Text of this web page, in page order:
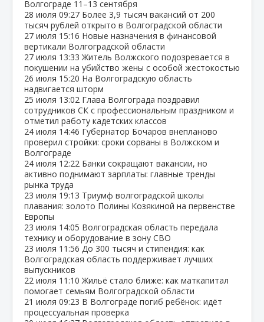
Волгограде 11–13 сентября
28 июля 09:27 Более 3,9 тысяч вакансий от 200
тысяч рублей открыто в Волгоградской области
27 июля 15:16 Новые назначения в финансовой
вертикали Волгоградской области
27 июля 13:33 Житель Волжского подозревается в
покушении на убийство жены с особой жестокостью
26 июля 15:20 На Волгоградскую область
надвигается шторм
25 июля 13:02 Глава Волгограда поздравил
сотрудников СК с профессиональным праздником и
отметил работу кадетских классов
24 июля 14:46 Губернатор Бочаров внепланово
проверил стройки: сроки сорваны в Волжском и
Волгограде
24 июля 12:22 Банки сокращают вакансии, но
активно поднимают зарплаты: главные тренды
рынка труда
23 июля 19:13 Триумф волгоградской школы
плавания: золото Полины Козякиной на первенстве
Европы
23 июля 14:05 Волгоградская область передала
технику и оборудование в зону СВО
23 июля 11:56 До 300 тысяч и стипендия: как
Волгоградская область поддерживает лучших
выпускников
22 июля 11:10 Жильё стало ближе: как маткапитал
помогает семьям Волгоградской области
21 июля 09:23 В Волгограде погиб ребёнок: идёт
процессуальная проверка